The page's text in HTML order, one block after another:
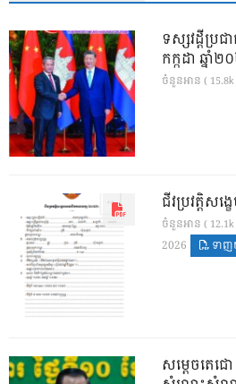
ទស្សវដ្តីប្រ
កក្កដា ឆ្នាំ
ចំនួនអាន (
ជីវប្រវត្តិស
ចំនួនអាន (
2026
ទា
សម្តេចតេ